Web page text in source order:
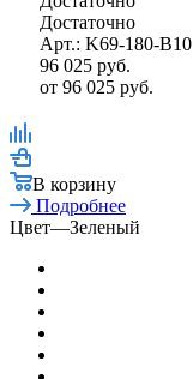
Достаточно
Арт.: K69-180-B10
96 025 руб.
от 96 025 руб.
В корзину
Подробнее
Цвет—Зеленый